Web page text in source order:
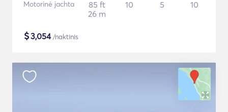
Motorinė jachta
85 ft
26 m
10 5 10
$3,054/naktinis